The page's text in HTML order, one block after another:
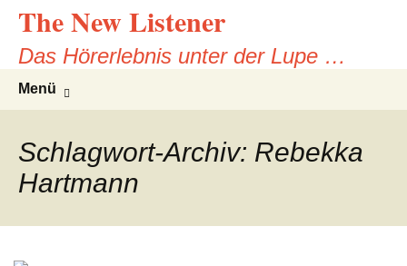
Inhalt
springen
The New Listener
Das Hörerlebnis unter der Lupe …
Menü
Schlagwort-Archiv: Rebekka
Hartmann